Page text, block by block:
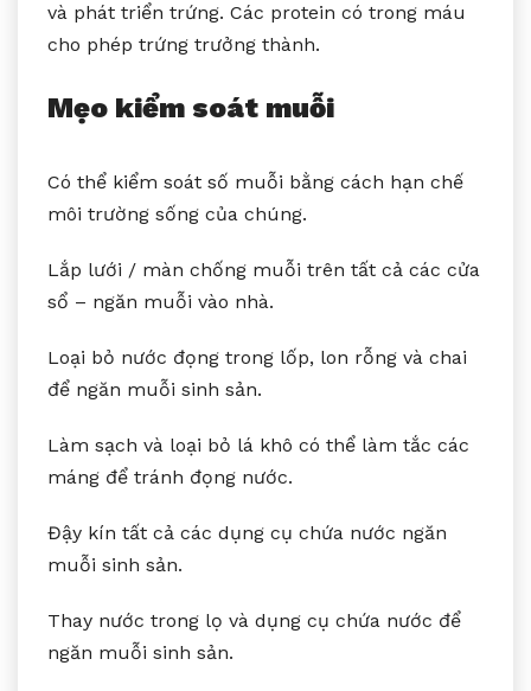
và phát triển trứng. Các protein có trong máu
cho phép trứng trưởng thành.
Mẹo kiểm soát muỗi
Có thể kiểm soát số muỗi bằng cách hạn chế
môi trường sống của chúng.
Lắp lưới / màn chống muỗi trên tất cả các cửa
sổ – ngăn muỗi vào nhà.
Loại bỏ nước đọng trong lốp, lon rỗng và chai
để ngăn muỗi sinh sản.
Làm sạch và loại bỏ lá khô có thể làm tắc các
máng để tránh đọng nước.
Đậy kín tất cả các dụng cụ chứa nước ngăn
muỗi sinh sản.
Thay nước trong lọ và dụng cụ chứa nước để
ngăn muỗi sinh sản.